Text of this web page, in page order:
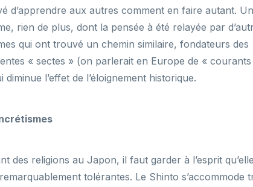
d’apprendre aux autres comment en faire autant. Un
rien de plus, dont la pensée à été relayée par
qui ont trouvé un chemin similaire, fondateurs des
« sectes » (on parlerait en Europe de « courants
diminue l’effet de l’éloignement historique.
des religions au Japon, il faut garder à l’esprit
tolérantes. Le Shinto s’accommode